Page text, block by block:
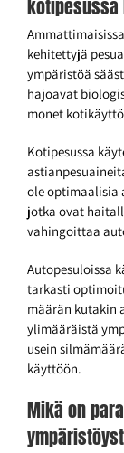
kehitettyjä
ympäristöä
hajoavat
monet
Kotipesussa
ole optimaalisia
jotka ovat
vahingoittaa
Autopesuloissa
tarkasti
määrän kutakin
ylimääräistä
usein
käyttöön.
Mikä on